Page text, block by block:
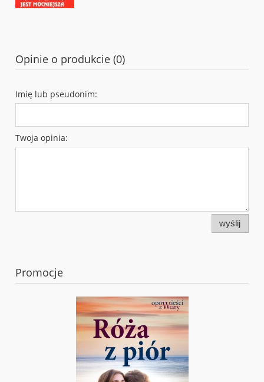
Opinie o produkcie (0)
Imię lub pseudonim:
Twoja opinia:
wyślij
Promocje